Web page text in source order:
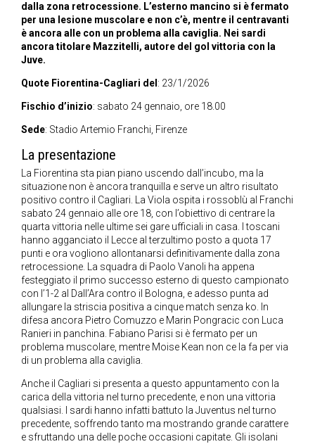
dalla zona retrocessione. L’esterno mancino si è fermato
per una lesione muscolare e non c’è, mentre il centravanti
è ancora alle con un problema alla caviglia. Nei sardi
ancora titolare Mazzitelli, autore del gol vittoria con la
Juve.
Quote Fiorentina-Cagliari del : 23/1/2026
Fischio d’inizio: sabato 24 gennaio, ore 18.00
Sede: Stadio Artemio Franchi, Firenze
La presentazione
La Fiorentina sta pian piano uscendo dall’incubo, ma la
situazione non è ancora tranquilla e serve un altro risultato
positivo contro il Cagliari. La Viola ospita i rossoblù al Franchi
sabato 24 gennaio alle ore 18, con l’obiettivo di centrare la
quarta vittoria nelle ultime sei gare ufficiali in casa. I toscani
hanno agganciato il Lecce al terzultimo posto a quota 17
punti e ora vogliono allontanarsi definitivamente dalla zona
retrocessione. La squadra di Paolo Vanoli ha appena
festeggiato il primo successo esterno di questo campionato
con l’1-2 al Dall’Ara contro il Bologna, e adesso punta ad
allungare la striscia positiva a cinque match senza ko. In
difesa ancora Pietro Comuzzo e Marin Pongracic con Luca
Ranieri in panchina. Fabiano Parisi si è fermato per un
problema muscolare, mentre Moise Kean non ce la fa per via
di un problema alla caviglia.
Anche il Cagliari si presenta a questo appuntamento con la
carica della vittoria nel turno precedente, e non una vittoria
qualsiasi. I sardi hanno infatti battuto la Juventus nel turno
precedente, soffrendo tanto ma mostrando grande carattere
e sfruttando una delle poche occasioni capitate. Gli isolani